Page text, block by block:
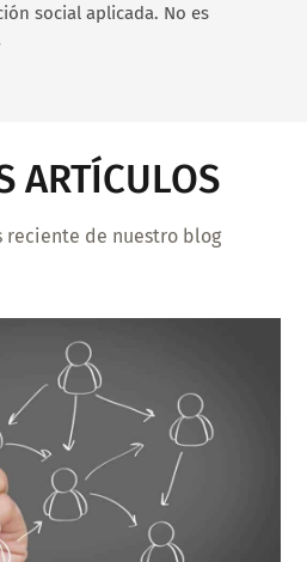
social aplicada. No es
ARTÍCULOS
reciente de nuestro blog